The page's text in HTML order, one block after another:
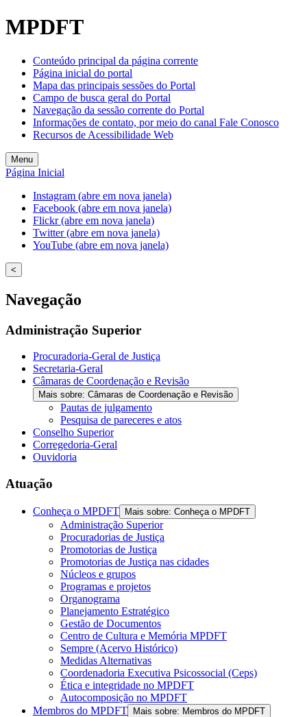
MPDFT
Conteúdo principal da página corrente
Página inicial do portal
Mapa das principais sessões do Portal
Campo de busca geral do Portal
Navegação da sessão corrente do Portal
Informações de contato, por meio do canal Fale Conosco
Recursos de Acessibilidade Web
Menu
Página Inicial
Instagram (abre em nova janela)
Facebook (abre em nova janela)
Flickr (abre em nova janela)
Twitter (abre em nova janela)
YouTube (abre em nova janela)
<
Navegação
Administração Superior
Procuradoria-Geral de Justiça
Secretaria-Geral
Câmaras de Coordenação e Revisão
Mais sobre: Câmaras de Coordenação e Revisão
Pautas de julgamento
Pesquisa de pareceres e atos
Conselho Superior
Corregedoria-Geral
Ouvidoria
Atuação
Conheça o MPDFT Mais sobre: Conheça o MPDFT
Administração Superior
Procuradorias de Justiça
Promotorias de Justiça
Promotorias de Justiça nas cidades
Núcleos e grupos
Programas e projetos
Organograma
Planejamento Estratégico
Gestão de Documentos
Centro de Cultura e Memória MPDFT
Sempre (Acervo Histórico)
Medidas Alternativas
Coordenadoria Executiva Psicossocial (Ceps)
Ética e integridade no MPDFT
Autocomposição no MPDFT
Membros do MPDFT
Mais sobre: Membros do MPDFT